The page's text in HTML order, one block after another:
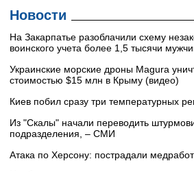
Новости
На Закарпатье разоблачили схему
воинского учета более 1,5 тысячи
Украинские морские дроны Magura
стоимостью $15 млн в Крыму (видео)
Киев побил сразу три температурных
Из "Скалы" начали переводить
подразделения, – СМИ
Атака по Херсону: пострадали